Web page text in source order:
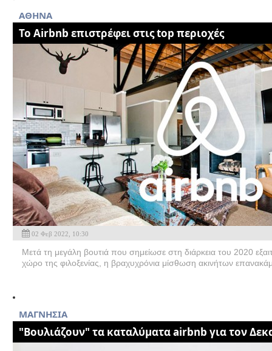
AΘΗΝΑ
Το Airbnb επιστρέφει στις top περιοχές
02 Φεβ 2022, 10:30
Μετά τη μεγάλη βουτιά που σημείωσε στη διάρκεια του 2020
χώρο της φιλοξενίας, η βραχυχρόνια μίσθωση ακινήτων
MAΓΝΗΣΙΑ
"Βουλιάζουν" τα καταλύματα airbnb για τον